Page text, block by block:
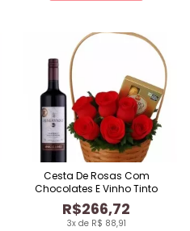
3x de R$ 88,91
R$266,72
Cesta De Rosas Com
Chocolates E Vinho Tinto